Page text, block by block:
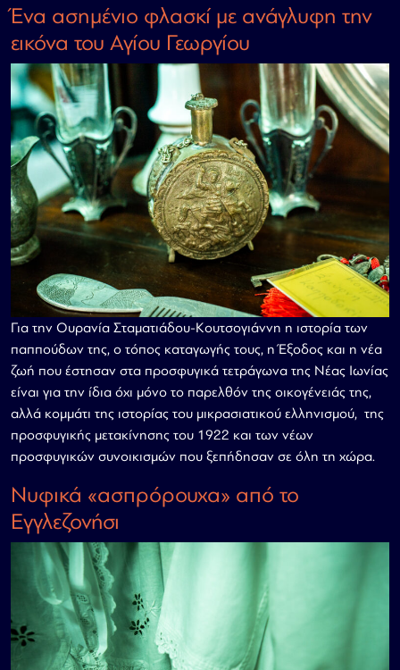
Ένα ασημένιο φλασκί με ανάγλυφη την
εικόνα του Αγίου Γεωργίου
Για την Ουρανία Σταματιάδου-Κουτσογιάννη η ιστορία των
παππούδων της, ο τόπος καταγωγής τους, η Έξοδος και η νέα
ζωή που έστησαν στα προσφυγικά τετράγωνα της Νέας Ιωνίας
είναι για την ίδια όχι μόνο το παρελθόν της οικογένειάς της,
αλλά κομμάτι της ιστορίας του μικρασιατικού ελληνισμού, της
προσφυγικής μετακίνησης του 1922 και των νέων
προσφυγικών συνοικισμών που ξεπήδησαν σε όλη τη χώρα.
Νυφικά «ασπρόρουχα» από το
Εγγλεζονήσι